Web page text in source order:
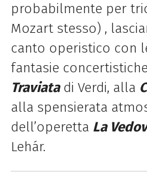
probabilmente per
Mozart stesso) ,
canto operistico con
fantasie
Traviatadi Verdi, alla
alla spensierata
dell’operetta La
Lehár.